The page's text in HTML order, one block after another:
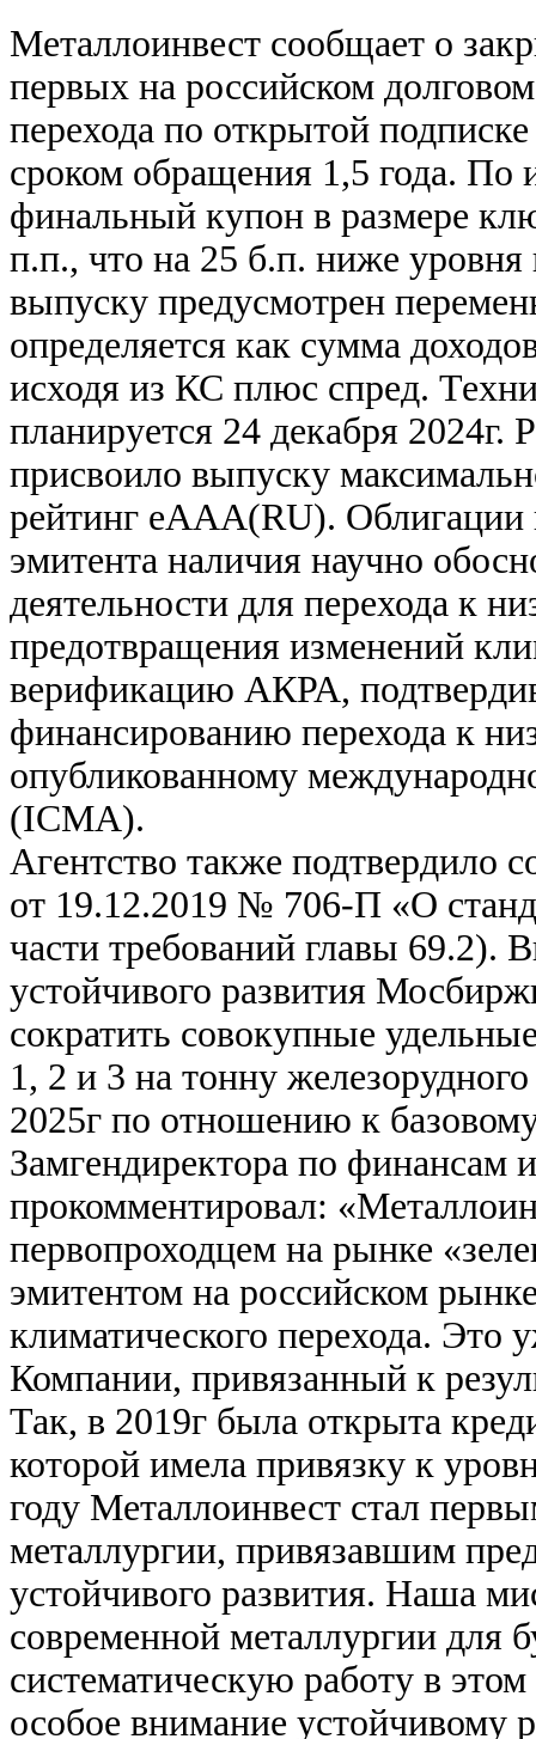
Металлоинвест сообщает о
первых на российском
перехода по открытой
сроком обращения 1,5 года. По
финальный купон в размере
п.п., что на 25 б.п. ниже
выпуску предусмотрен
определяется как сумма
исходя из КС плюс спред.
планируется 24 декабря 2024г.
присвоило выпуску
рейтинг еAAA(RU). Облигации
эмитента наличия научно
деятельности для перехода к
предотвращения изменений
верификацию АКРА,
финансированию перехода к
опубликованному
(ICMA).
Агентство также подтвердило
от 19.12.2019 № 706-П «О
части требований главы 69.2).
устойчивого развития
сократить совокупные
1, 2 и 3 на тонну
2025г по отношению к
Замгендиректора по финансам
прокомментировал:
первопроходцем на рынке
эмитентом на российском
климатического перехода. Это
Компании, привязанный к
Так, в 2019г была открыта
которой имела привязку к
году Металлоинвест стал
металлургии, привязавшим
устойчивого развития. Наша
современной металлургии
систематическую работу в
особое внимание устойчивому